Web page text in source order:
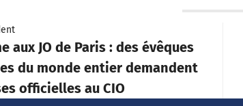
aux JO de Paris : des évêques
du monde entier demandent
officielles au CIO